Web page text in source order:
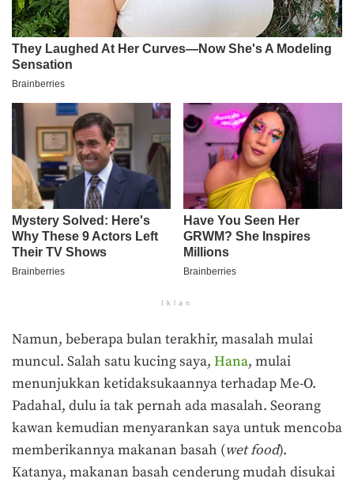
Iklan
Namun, beberapa bulan terakhir, masalah mulai
muncul. Salah satu kucing saya, Hana, mulai
menunjukkan ketidaksukaannya terhadap Me-O.
Padahal, dulu ia tak pernah ada masalah. Seorang
kawan kemudian menyarankan saya untuk mencoba
memberikannya makanan basah (wet food).
Katanya, makanan basah cenderung mudah disukai